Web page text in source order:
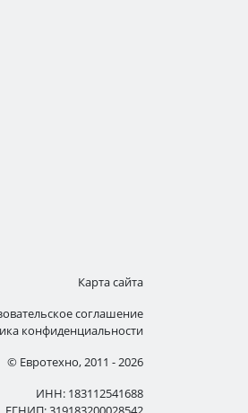
Карта сайта
соглашение
конфиденциальности
© Евротехно, 2011 - 2026
ИНН: 183112541688